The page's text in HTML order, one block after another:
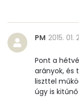
PM 2015. 01.
Pont a
arányok, és
liszttel
úgy is